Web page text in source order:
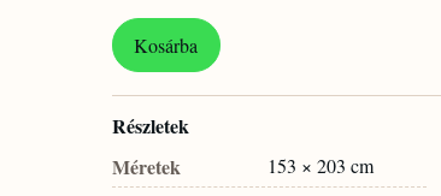
Kosárba
Részletek
Méretek
153 × 203 cm